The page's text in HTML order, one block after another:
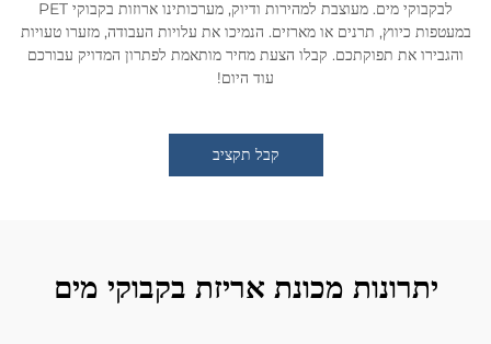
לבקבוקי מים. מעוצבת למהירות ודיוק, מערכותינו ארוזות בקבוקי PET
במעטפות כיווץ, תרנים או מארזים. הנמיכו את עלויות העבודה, מזערו טעויות
והגבירו את תפוקתכם. קבלו הצעת מחיר מותאמת לפתרון המדויק עבורכם
עוד היום!
קבל תקציב
יתרונות מכונת אריזת בקבוקי מים